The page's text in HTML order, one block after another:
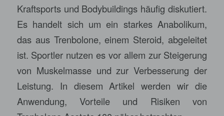
Kraftsports und Bodybuildings häufig diskutiert.
Es handelt sich um ein starkes Anabolikum,
das aus Trenbolone, einem Steroid, abgeleitet
ist. Sportler nutzen es vor allem zur Steigerung
von Muskelmasse und zur Verbesserung der
Leistung. In diesem Artikel werden wir die
Anwendung, Vorteile und Risiken von